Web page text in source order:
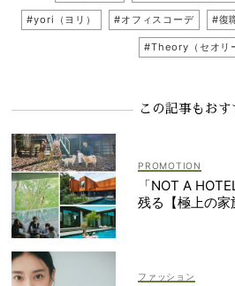
#yori（ヨリ） #オフィスコーデ #復
#Theory（セオリ
この記事もおす
「NOT A
残る【極上の家
ファッション